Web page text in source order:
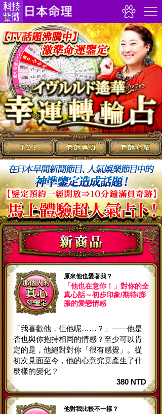
原來他也愛著我？
「他也在意你！」對你的全
真心話～初步印象/期待/膨
脹的愛戀情感
「我喜歡他，但他呢……？」——他是
否也與你抱持相同的情感？至少可以肯
定的是，他絕對對你「很有感覺」。從
初次見面至今，他的心意究竟產生了什
麼樣的變化？
380 NTD
他對我比較不一樣？